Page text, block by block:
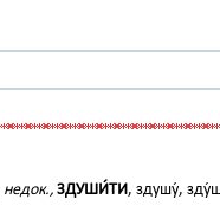
недок., ЗДУШИ́ТИ, здушу́,